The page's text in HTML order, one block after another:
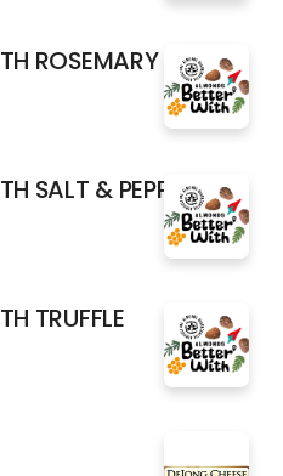
ROSEMARY
SALT & PEPPER
TRUFFLE